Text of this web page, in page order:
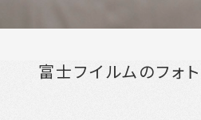
富士フイルムのフォ